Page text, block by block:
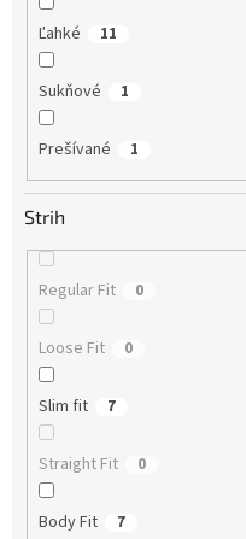
Ľahké 11
Sukňové 1
Prešívané 1
Strih
Regular Fit 0
Loose Fit 0
Slim fit 7
Straight Fit 0
Body Fit 7